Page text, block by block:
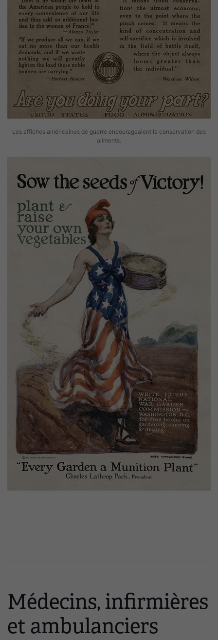
Les affiches américaines de guerre encourageaient la conservation des
aliments.
Médecins, infirmières
et ambulanciers